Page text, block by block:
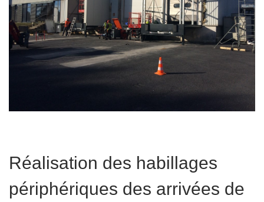
Réalisation des habillages
périphériques des arrivées de